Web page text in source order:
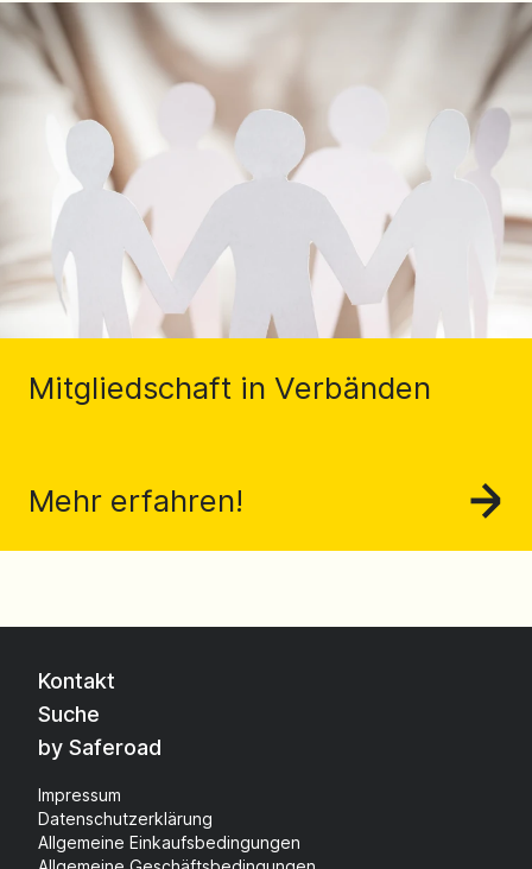
Mitgliedschaft in Verbänden
Mehr erfahren!
Kontakt
Suche
by Saferoad
Impressum
Datenschutzerklärung
Allgemeine Einkaufsbedingungen